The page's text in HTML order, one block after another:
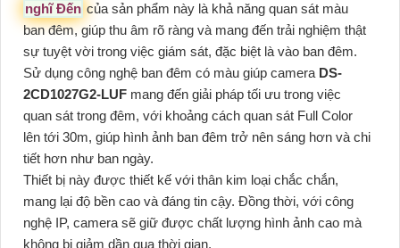
nghĩ Đến của sản phẩm này là khả năng quan sát màu
ban đêm, giúp thu âm rõ ràng và mang đến trải nghiệm thật
sự tuyệt vời trong việc giám sát, đặc biệt là vào ban đêm.
Sử dụng công nghệ ban đêm có màu giúp camera DS-
2CD1027G2-LUF mang đến giải pháp tối ưu trong việc
quan sát trong đêm, với khoảng cách quan sát Full Color
lên tới 30m, giúp hình ảnh ban đêm trở nên sáng hơn và chi
tiết hơn như ban ngày.
Thiết bị này được thiết kế với thân kim loại chắc chắn,
mang lại độ bền cao và đáng tin cậy. Đồng thời, với công
nghệ IP, camera sẽ giữ được chất lượng hình ảnh cao mà
không bị giảm dần qua thời gian.